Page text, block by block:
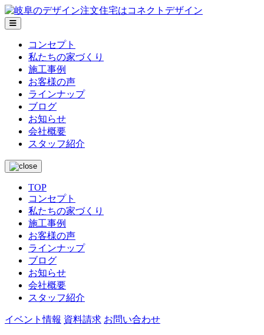
メ
ニ
コンセプト
私たちの家づくり
施工事例
お客様の声
ラインナップ
ブログ
お知らせ
会社概要
スタッフ紹介
TOP
コンセプト
私たちの家づくり
施工事例
お客様の声
ラインナップ
ブログ
お知らせ
会社概要
スタッフ紹介
イベント情報 資料請求 お問い合わせ